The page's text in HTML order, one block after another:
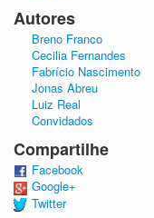
Autores
Breno Franco
Cecilia Fernandes
Fabrício Nascimento
Jonas Abreu
Luiz Real
Convidados
Compartilhe
Facebook
Google+
Twitter